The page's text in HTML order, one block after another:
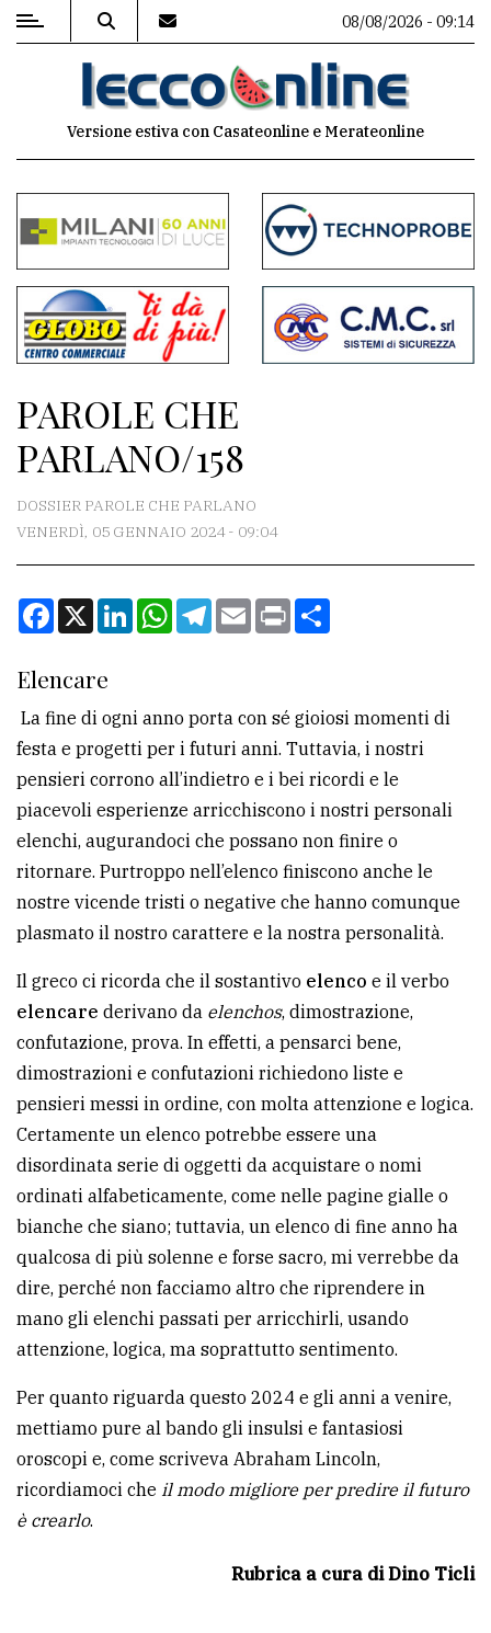
MENU
commenti
Contenuti
del
sito
Meteo
CONTATTI
Scrivici
la
tua
pubblicità
CERCA
Cerca
per
comune
Ricerca
avanzata
LE
ALTRE
TESTATE
PRIVACY
Privacy
Cookie
policy
08/08/2026 - 09:14
Versione estiva con Casateonline e Merateonline
PAROLE CHE
PARLANO/158
DOSSIER PAROLE CHE PARLANO
VENERDÌ, 05 GENNAIO 2024 - 09:04
Facebook
X LinkedInWhatsApp
Telegram
EmailPrint
Elencare
La fine di ogni anno porta con sé gioiosi momenti di
festa e progetti per i futuri anni. Tuttavia, i nostri
pensieri corrono all’indietro e i bei ricordi e le
piacevoli esperienze arricchiscono i nostri personali
elenchi, augurandoci che possano non finire o
ritornare. Purtroppo nell’elenco finiscono anche le
nostre vicende tristi o negative che hanno comunque
plasmato il nostro carattere e la nostra personalità.
Il greco ci ricorda che il sostantivo elenco e il verbo
elencare derivano da elenchos, dimostrazione,
confutazione, prova. In effetti, a pensarci bene,
dimostrazioni e confutazioni richiedono liste e
pensieri messi in ordine, con molta attenzione e logica.
Certamente un elenco potrebbe essere una
disordinata serie di oggetti da acquistare o nomi
ordinati alfabeticamente, come nelle pagine gialle o
bianche che siano; tuttavia, un elenco di fine anno ha
qualcosa di più solenne e forse sacro, mi verrebbe da
dire, perché non facciamo altro che riprendere in
mano gli elenchi passati per arricchirli, usando
attenzione, logica, ma soprattutto sentimento.
Per quanto riguarda questo 2024 e gli anni a venire,
mettiamo pure al bando gli insulsi e fantasiosi
oroscopi e, come scriveva Abraham Lincoln,
ricordiamoci che il modo migliore per predire il futuro
è crearlo.
Rubrica a cura di Dino Ticli